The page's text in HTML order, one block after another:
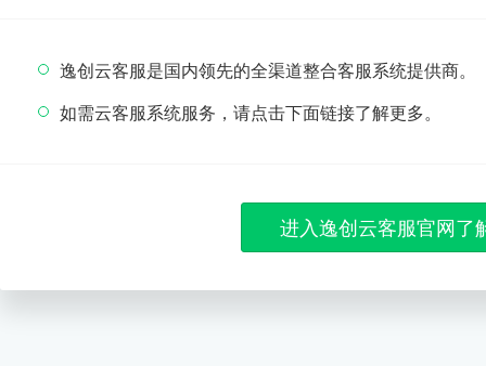
逸创云客服是国内领先的全渠道整合客服系统提供商。
如需云客服系统服务，请点击下面链接了解更多。
进入逸创云客服官网了